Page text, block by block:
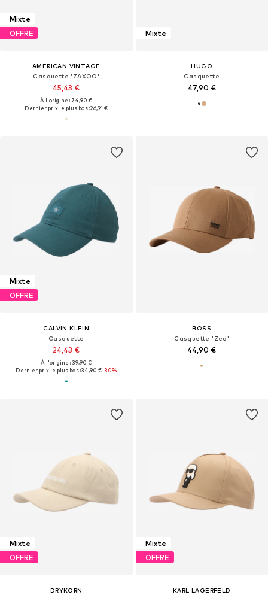
Mixte
OFFRE
AMERICAN VINTAGE
Casquette 'ZAXOO'
45,43 €
À l'origine : 74,90 €
Dernier prix le plus bas :26,91 €
Mixte
HUGO
Casquette
47,90 €
Mixte
OFFRE
CALVIN KLEIN
Casquette
24,43 €
À l'origine : 39,90 €
Dernier prix le plus bas :34,90 €-30%
BOSS
Casquette 'Zed'
44,90 €
Mixte
OFFRE
DRYKORN
Mixte
OFFRE
KARL LAGERFELD